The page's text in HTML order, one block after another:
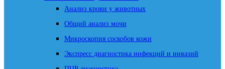
Анализ крови у животных
Общий анализ мочи
Микроскопия соскобов кожи
Экспресс диагностика инфекций и инвазий